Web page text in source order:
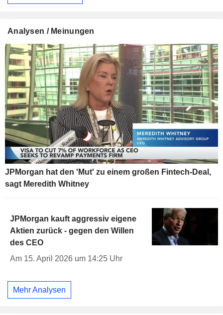
Analysen / Meinungen
JPMorgan hat den 'Mut' zu einem großen Fintech-Deal,
sagt Meredith Whitney
JPMorgan kauft aggressiv eigene
Aktien zurück - gegen den Willen
des CEO
Am 15. April 2026 um 14:25 Uhr
Mehr Analysen